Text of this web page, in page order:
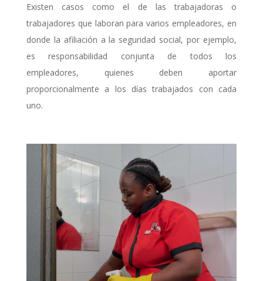
Existen casos como el de las trabajadoras o
trabajadores que laboran para varios empleadores, en
donde la afiliación a la seguridad social, por ejemplo,
es responsabilidad conjunta de todos los
empleadores, quienes deben aportar
proporcionalmente a los días trabajados con cada
uno.